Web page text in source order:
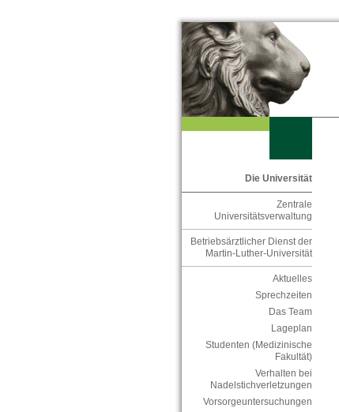
Die Universität
Zentrale
Universitätsverwaltung
Betriebsärztlicher Dienst der
Martin-Luther-Universität
Aktuelles
Sprechzeiten
Das Team
Lageplan
Studenten (Medizinische
Fakultät)
Verhalten bei
Nadelstichverletzungen
Vorsorgeuntersuchungen